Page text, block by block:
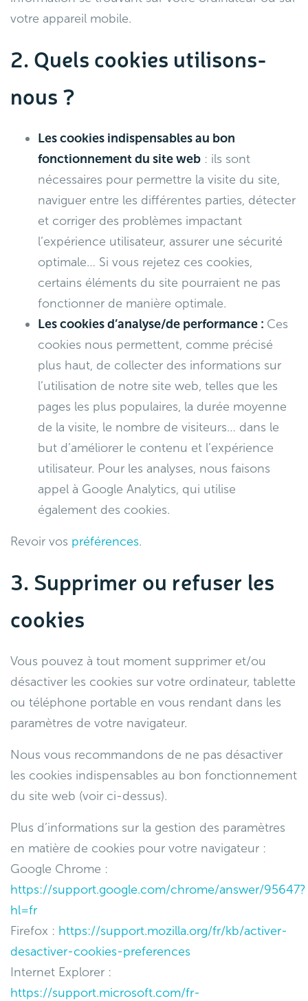
votre appareil mobile.
2. Quels cookies utilisons-
nous ?
Les cookies indispensables au bon
fonctionnement du site web : ils sont
nécessaires pour permettre la visite du site,
naviguer entre les différentes parties, détecter
et corriger des problèmes impactant
l’expérience utilisateur, assurer une sécurité
optimale… Si vous rejetez ces cookies,
certains éléments du site pourraient ne pas
fonctionner de manière optimale.
Les cookies d’analyse/de performance : Ces
cookies nous permettent, comme précisé
plus haut, de collecter des informations sur
l’utilisation de notre site web, telles que les
pages les plus populaires, la durée moyenne
de la visite, le nombre de visiteurs… dans le
but d’améliorer le contenu et l’expérience
utilisateur. Pour les analyses, nous faisons
appel à Google Analytics, qui utilise
également des cookies.
Revoir vos préférences.
3. Supprimer ou refuser les
cookies
Vous pouvez à tout moment supprimer et/ou
désactiver les cookies sur votre ordinateur, tablette
ou téléphone portable en vous rendant dans les
paramètres de votre navigateur.
Nous vous recommandons de ne pas désactiver
les cookies indispensables au bon fonctionnement
du site web (voir ci-dessus).
Plus d’informations sur la gestion des paramètres
en matière de cookies pour votre navigateur :
Google Chrome :
https://support.google.com/chrome/answer/95647?
hl=fr
Firefox : https://support.mozilla.org/fr/kb/activer-
desactiver-cookies-preferences
Internet Explorer :
https://support.microsoft.com/fr-